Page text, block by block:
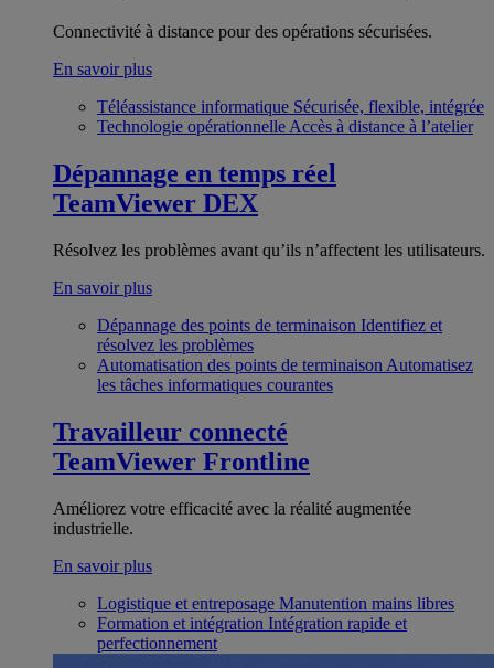
Connectivité à distance pour des opérations sécurisées.
En savoir plus
Téléassistance informatique Sécurisée, flexible, intégrée
Technologie opérationnelle Accès à distance à l’atelier
Dépannage en temps réel
TeamViewer DEX
Résolvez les problèmes avant qu’ils n’affectent les utilisateurs.
En savoir plus
Dépannage des points de terminaison Identifiez et
résolvez les problèmes
Automatisation des points de terminaison Automatisez
les tâches informatiques courantes
Travailleur connecté
TeamViewer Frontline
Améliorez votre efficacité avec la réalité augmentée
industrielle.
En savoir plus
Logistique et entreposage Manutention mains libres
Formation et intégration Intégration rapide et
perfectionnement